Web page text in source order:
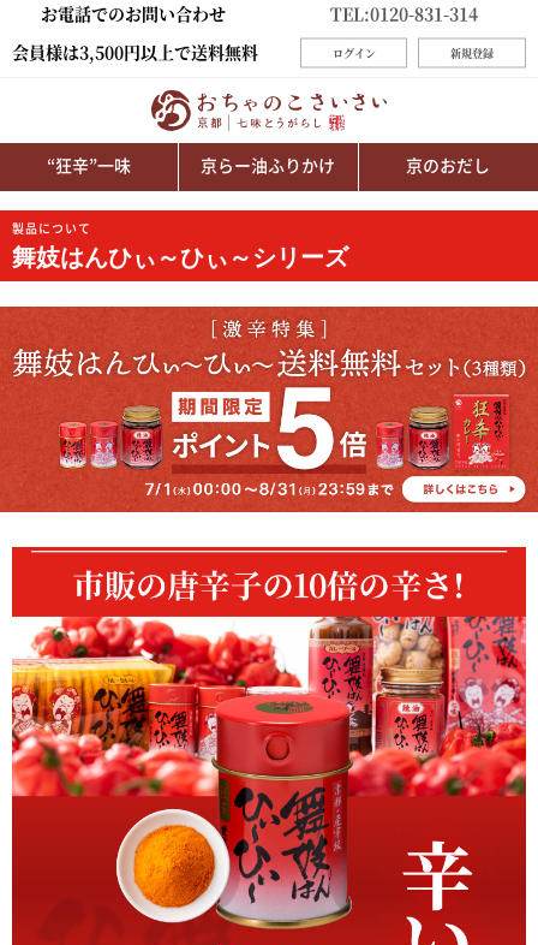
お電話でのお問い合わせ
TEL:0120-831-314
会員様は3,500円以上で送料無料
ログイン 新規登録
“狂辛”一味 京らー油ふりかけ 京のおだし
製品について
舞妓はんひぃ～ひぃ～シリーズ